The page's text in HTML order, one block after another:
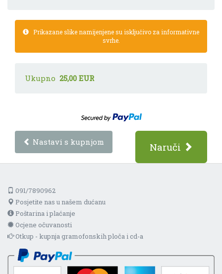
Prikazane slike namijenjene su isključivo za informativne
svrhe.
Ukupno 25,00 EUR
Nastavi s kupnjom Naruči
091/7890962
Posjetite nas u našem dućanu
Poštarina i plaćanje
Ocjene očuvanosti
Otkup - kupnja gramofonskih ploča i cd-a